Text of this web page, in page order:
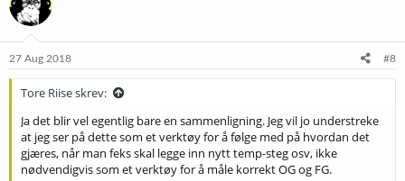
27 Aug 2018 #8
Tore Riise skrev:
Ja det blir vel egentlig bare en sammenligning. Jeg vil jo understreke
at jeg ser på dette som et verktøy for å følge med på hvordan det
gjæres, når man feks skal legge inn nytt temp-steg osv, ikke
nødvendigvis som et verktøy for å måle korrekt OG og FG.